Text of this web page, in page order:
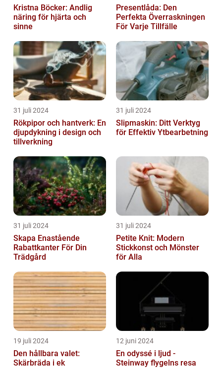
Kristna Böcker: Andlig
näring för hjärta och
sinne
Presentlåda: Den
Perfekta Överraskningen
För Varje Tillfälle
31 juli 2024
Rökpipor och hantverk: En
djupdykning i design och
tillverkning
31 juli 2024
Slipmaskin: Ditt Verktyg
för Effektiv Ytbearbetning
31 juli 2024
Skapa Enastående
Rabattkanter För Din
Trädgård
31 juli 2024
Petite Knit: Modern
Stickkonst och Mönster
för Alla
19 juli 2024
Den hållbara valet:
Skärbräda i ek
12 juni 2024
En odyssé i ljud -
Steinway flygelns resa